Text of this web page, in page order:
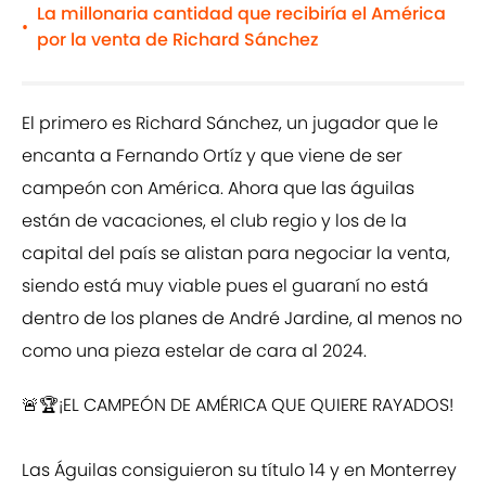
•
La millonaria cantidad que recibiría el América
por la venta de Richard Sánchez
El primero es Richard Sánchez, un jugador que le
encanta a Fernando Ortíz y que viene de ser
campeón con América. Ahora que las águilas
están de vacaciones, el club regio y los de la
capital del país se alistan para negociar la venta,
siendo está muy viable pues el guaraní no está
dentro de los planes de André Jardine, al menos no
como una pieza estelar de cara al 2024.
🚨🏆¡EL CAMPEÓN DE AMÉRICA QUE QUIERE RAYADOS!
Las Águilas consiguieron su título 14 y en Monterrey